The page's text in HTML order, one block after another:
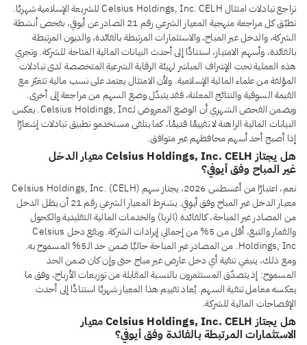
تراجع تبادلات امتثال Celsius Holdings, Inc. CELH للشريعة الإسلامية شهريًا.
تطبّق كل مراجعة منهجية المعيار الشرعي رقم 21 الصادر عن أيوفي، بفحص أنشطة
الشركة، والدخل غير المباح، والاستثمارات المرتبطة بالفائدة، والديون المرتبطة
بالفائدة، وأسهم الامتياز، استنادًا إلى أحدث البيانات المالية المتاحة للشركة. وتجري
هذه العملية تحت الإشراف المباشر لهيئة الرقابة الشرعية المتخصصة لدى تبادلات
المؤلفة من علماء المالية الإسلامية. ولأن الامتثال يعتمد على نسب مالية تتغيّر مع
القيمة السوقية والنتائج المعلنة، فقد يتبدّل وضع السهم من مراجعة إلى أخرى.
ويضمن الفحص الشهري أن الوضع المعروض لـCelsius Holdings, Inc. يعكس
البيانات المالية الراهنة لا تقييمًا قديمًا، كما يتلقى مستخدمو تطبيق تبادلات إشعارًا
إذا أصبح أحد أسهم محافظهم غير متوافق.
هل يجتاز Celsius Holdings, Inc. CELH معيار الدخل
غير المباح وفق أيوفي؟
نعم، اعتبارًا من أغسطس 2026، يجتاز سهم Celsius Holdings, Inc. (CELH)
معيار الدخل غير المباح وفق أيوفي. يشترط المعيار الشرعي رقم 21 أن يظل الدخل
من المصادر غير المباحة، كالفائدة (الربا) والخدمات المالية التقليدية والكحول
والقمار والتبغ، أقل من 5% من إجمالي إيرادات الشركة. ويقع دخل Celsius
Holdings, Inc. من المصادر غير المباحة حاليًا ضمن حد الـ5% المسموح به.
ومع ذلك، ينبغي تنقية أي دخل عارض غير مباح حتى وإن كان ضمن الحد
المسموح: إذ يتصدّق المستثمرون بالنسبة المقابلة من توزيعات الأرباح، وفق ما
يعكسه معامل تنقية السهم. يُعاد تقييم هذا المعيار شهريًا استنادًا إلى أحدث
الإفصاحات المالية للشركة.
هل يجتاز Celsius Holdings, Inc. CELH معيار
الاستثمارات المرتبطة بالفائدة وفق أيوفي؟